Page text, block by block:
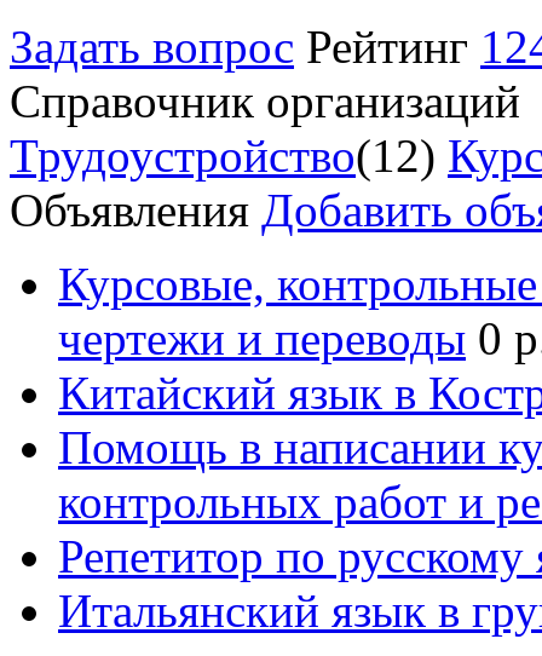
Задать вопрос Рейтинг
Справочник организаций
Трудоустройство(12)
Объявления Добавить
Курсовые,
чертежи и переводы 0
Китайский язык в
Помощь в написании
контрольных работ и
Репетитор по русскому
Итальянский язык в